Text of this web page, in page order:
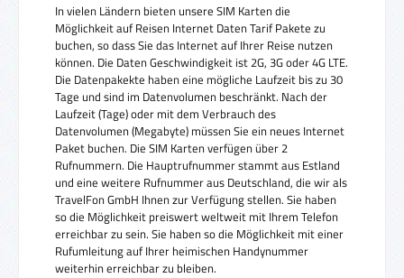
In vielen Ländern bieten unsere SIM Karten die
Möglichkeit auf Reisen Internet Daten Tarif Pakete zu
buchen, so dass Sie das Internet auf Ihrer Reise nutzen
können. Die Daten Geschwindigkeit ist 2G, 3G oder 4G LTE.
Die Datenpakekte haben eine mögliche Laufzeit bis zu 30
Tage und sind im Datenvolumen beschränkt. Nach der
Laufzeit (Tage) oder mit dem Verbrauch des
Datenvolumen (Megabyte) müssen Sie ein neues Internet
Paket buchen. Die SIM Karten verfügen über 2
Rufnummern. Die Hauptrufnummer stammt aus Estland
und eine weitere Rufnummer aus Deutschland, die wir als
TravelFon GmbH Ihnen zur Verfügung stellen. Sie haben
so die Möglichkeit preiswert weltweit mit Ihrem Telefon
erreichbar zu sein. Sie haben so die Möglichkeit mit einer
Rufumleitung auf Ihrer heimischen Handynummer
weiterhin erreichbar zu bleiben.